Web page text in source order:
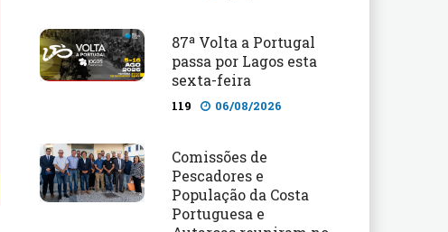
87ª Volta a Portugal
passa por Lagos esta
sexta-feira
119 06/08/2026
Comissões de
Pescadores e
População da Costa
Portuguesa e